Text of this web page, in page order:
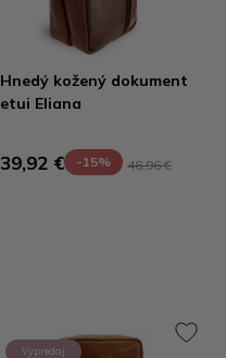
Hnedý kožený dokument
etui Eliana
39,92 € -15% 46,96 €
Výpredaj